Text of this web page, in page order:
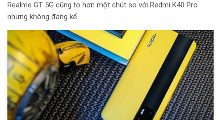
Realme GT 5G cũng to hơn một chút so với Redmi K40 Pro
nhưng không đáng kể.